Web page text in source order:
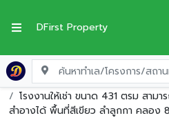
DFirst Property
หน้าแรก โกดัง-โรงงานให้เช่า
โรงงานให้เช่า ขนาด 431 ตรม สามา
สำอางได้ พื้นที่สีเขียว ลำลูกกา คลอง 8